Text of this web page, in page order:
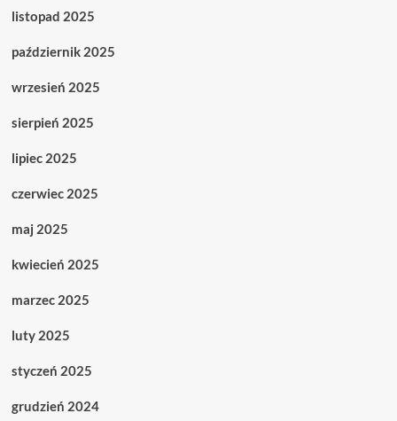
listopad 2025
październik 2025
wrzesień 2025
sierpień 2025
lipiec 2025
czerwiec 2025
maj 2025
kwiecień 2025
marzec 2025
luty 2025
styczeń 2025
grudzień 2024